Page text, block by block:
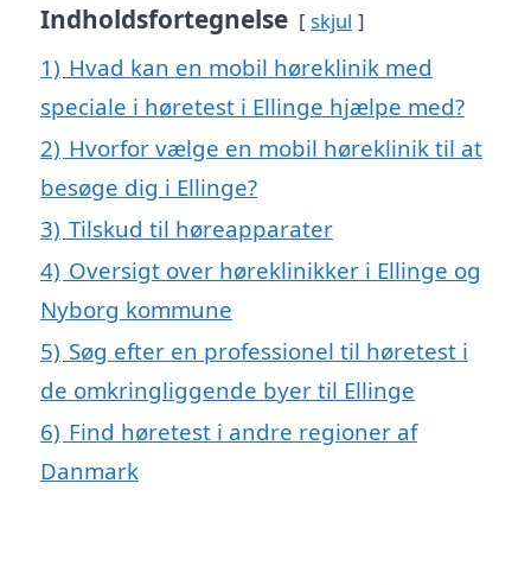
Indholdsfortegnelse skjul
1) Hvad kan en mobil høreklinik med
speciale i høretest i Ellinge hjælpe med?
2) Hvorfor vælge en mobil høreklinik til at
besøge dig i Ellinge?
3) Tilskud til høreapparater
4) Oversigt over høreklinikker i Ellinge og
Nyborg kommune
5) Søg efter en professionel til høretest i
de omkringliggende byer til Ellinge
6) Find høretest i andre regioner af
Danmark